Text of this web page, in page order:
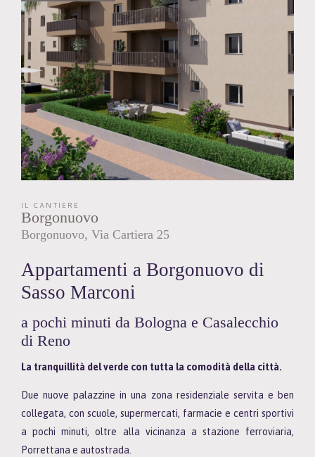
IL CANTIERE
Borgonuovo
Borgonuovo Via Cartiera 25
Appartamenti a Borgonuovo di
Sasso Marconi
a pochi minuti da Bologna e Casalecchio
di Reno
La tranquillità del verde con tutta la comodità della città.
Due nuove palazzine in una zona residenziale servita e ben
collegata, con scuole, supermercati, farmacie e centri sportivi
a pochi minuti, oltre alla vicinanza a stazione ferroviaria,
Porrettana e autostrada.